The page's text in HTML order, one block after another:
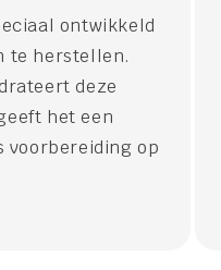
ontwikkeld
te herstellen.
deze
het een
voorbereiding op